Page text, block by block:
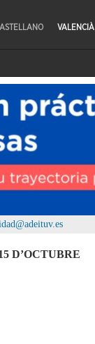
VALENCIÀ
D’OCTUBRE